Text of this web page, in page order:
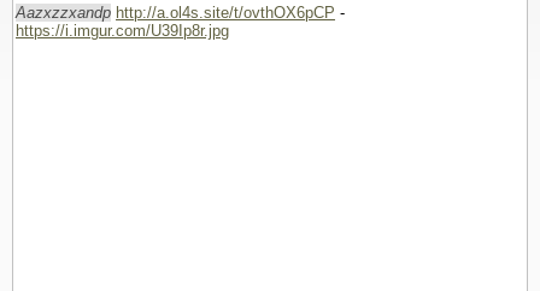
Aazxzzxandp http://a.ol4s.site/t/ovthOX6pCP -
https://i.imgur.com/U39Ip8r.jpg